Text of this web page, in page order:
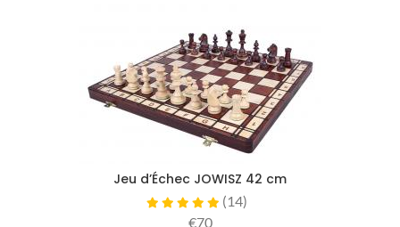
Jeu d’Échec JOWISZ 42 cm
(14)
€70